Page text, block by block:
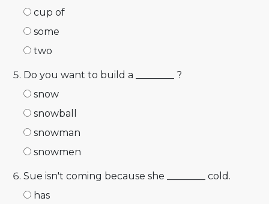
cup of
some
two
Do you want to build a ________ ?
snow
snowball
snowman
snowmen
Sue isn't coming because she ________ cold.
has